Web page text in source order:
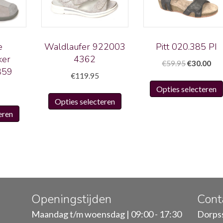
Dit
optie
kan
gekozen
worden
Waldlaufer 922003
4362
€119.95
Opties selecteren
Dit
op
Pitt 020.385 PI
€59.95
was:
€59.95.
€30.00
Opties selecteren
Openingstijden
Maandag t/m woensdag | 09:00 - 17:30